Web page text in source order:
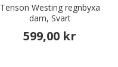
Tenson Westing regnbyxa
dam, Svart
599,00 kr